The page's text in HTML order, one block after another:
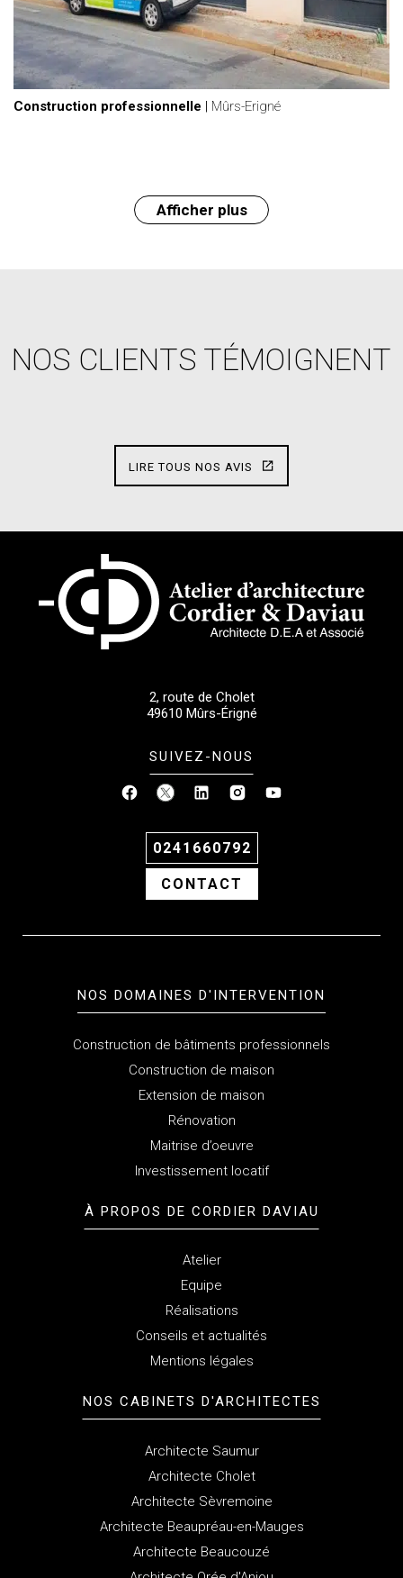
Construction professionnelle | Mûrs-Erigné
Afficher plus
NOS CLIENTS TÉMOIGNENT
LIRE TOUS NOS AVIS
2, route de Cholet
49610 Mûrs-Érigné
SUIVEZ-NOUS
0241660792
CONTACT
NOS DOMAINES D'INTERVENTION
Construction de bâtiments professionnels
Construction de maison
Extension de maison
Rénovation
Maitrise d’oeuvre
Investissement locatif
À PROPOS DE CORDIER DAVIAU
Atelier
Equipe
Réalisations
Conseils et actualités
Mentions légales
NOS CABINETS D'ARCHITECTES
Architecte Saumur
Architecte Cholet
Architecte Sèvremoine
Architecte Beaupréau-en-Mauges
Architecte Beaucouzé